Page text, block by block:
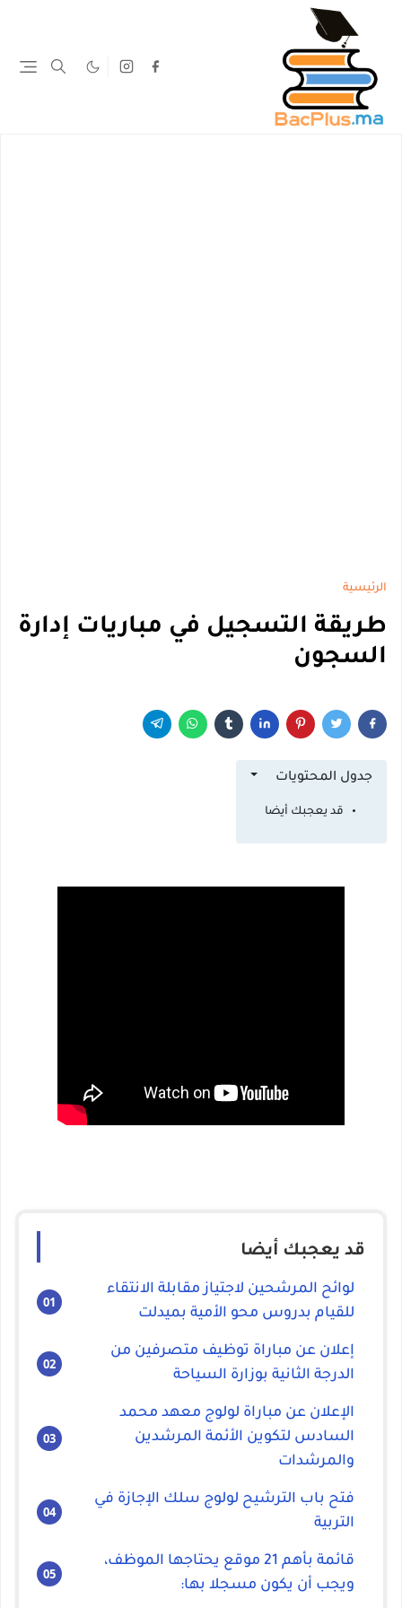
الرئيسية
طريقة التسجيل في مباريات إدارة
السجون
جدول المحتويات
قد يعجبك أيضا
قد يعجبك أيضا
لوائح المرشحين لاجتياز مقابلة الانتقاء
للقيام بدروس محو الأمية بميدلت
إعلان عن مباراة توظيف متصرفين من
الدرجة الثانية بوزارة السياحة
الإعلان عن مباراة لولوج معهد محمد
السادس لتكوين الأئمة المرشدين
والمرشدات
فتح باب الترشيح لولوج سلك الإجازة في
التربية
قائمة بأهم 21 موقع يحتاجها الموظف،
ويجب أن يكون مسجلا بها: